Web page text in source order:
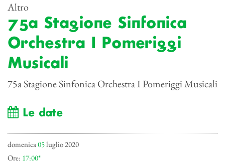
Altro
75a Stagione Sinfonica
Orchestra I Pomeriggi
Musicali
75a Stagione Sinfonica Orchestra I Pomeriggi Musicali
Le date
domenica05luglio 2020
Ore: 17:00*